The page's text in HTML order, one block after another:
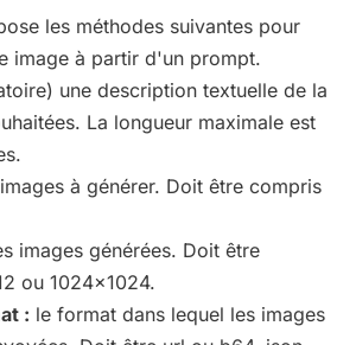
les méthodes suivantes pour
image à partir d'un prompt.
une description textuelle de la
La longueur maximale est
à générer. Doit être compris
images générées. Doit être
ou 1024x1024.
: le format dans lequel les images